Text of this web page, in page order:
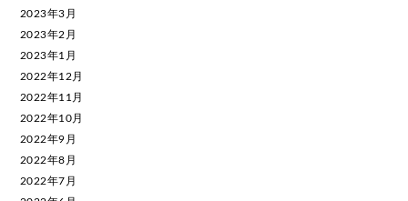
2023年3月
2023年2月
2023年1月
2022年12月
2022年11月
2022年10月
2022年9月
2022年8月
2022年7月